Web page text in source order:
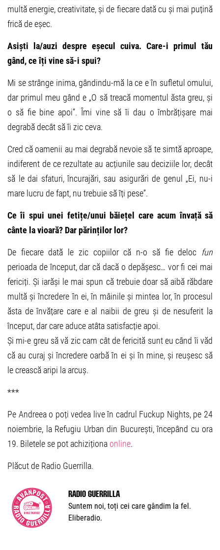
multă energie, creativitate, și de fiecare dată cu și mai puțină
frică de eșec.
Asiști la/auzi despre eșecul cuiva. Care-i primul tău
gând, ce îți vine să-i spui?
Mi se strânge inima, gândindu-mă la ce e în sufletul omului,
dar primul meu gând e „O să treacă momentul ăsta greu, și
o să fie bine apoi”. Îmi vine să îi dau o îmbrățișare mai
degrabă decât să îi zic ceva.
Cred că oamenii au mai degrabă nevoie să te simtă aproape,
indiferent de ce rezultate au acțiunile sau deciziile lor, decât
să le dai sfaturi, încurajări, sau asigurări de genul „Ei, nu-i
mare lucru de fapt, nu trebuie să îți pese”.
Ce îi spui unei fetițe/unui băiețel care acum învață să
cânte la vioară? Dar părinților lor?
De fiecare dată le zic copiilor că n-o să fie deloc fun
perioada de început, dar că dacă o depășesc… vor fi cei mai
fericiți. Și iarăși le mai spun că trebuie doar să aibă răbdare
multă și încredere în ei, în mâinile și mintea lor, în procesul
ăsta de învățare care e al naibii de greu și de nesuferit la
început, dar care aduce atâta satisfacție apoi.
Și mi-e greu să vă zic cam cât de fericită sunt eu când îi văd
că au curaj și încredere oarbă în ei și în mine, și reușesc să
le crească aripi la arcuș.
***
Pe Andreea o poți vedea live în cadrul Fuckup Nights, pe 24
noiembrie, la Refugiu Urban din București, începând cu ora
19. Biletele se pot achiziționa online.
Plăcut de Radio Guerrilla.
Radio Guerrilla
Suntem noi, toți cei care gândim la fel.
Eliberadio.